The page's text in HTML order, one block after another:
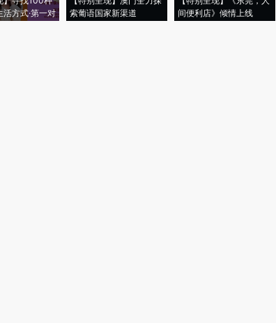
方式·第一对
索葡语国家新渠道
间便利店》倾情上线